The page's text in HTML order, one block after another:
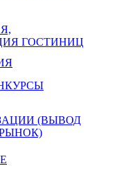
ГОСТИНИЦ
(ВЫВОД